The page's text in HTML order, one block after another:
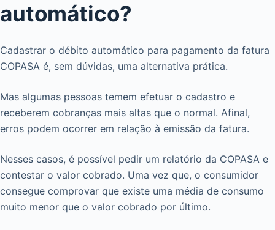
automático?
Cadastrar o débito automático para pagamento da fatura
COPASA é, sem dúvidas, uma alternativa prática.
Mas algumas pessoas temem efetuar o cadastro e
receberem cobranças mais altas que o normal. Afinal,
erros podem ocorrer em relação à emissão da fatura.
Nesses casos, é possível pedir um relatório da COPASA e
contestar o valor cobrado. Uma vez que, o consumidor
consegue comprovar que existe uma média de consumo
muito menor que o valor cobrado por último.